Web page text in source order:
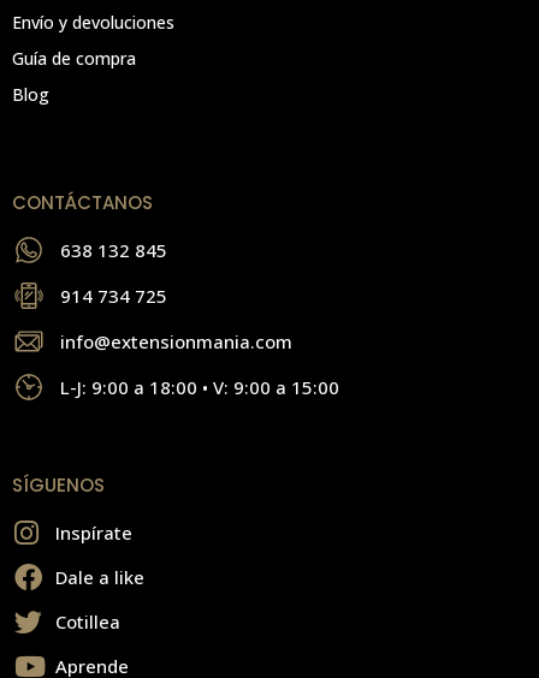
Envío y devoluciones
Guía de compra
Blog
CONTÁCTANOS
638 132 845
914 734 725
info@extensionmania.com
L-J: 9:00 a 18:00 • V: 9:00 a 15:00
SÍGUENOS
Inspírate
Dale a like
Cotillea
Aprende